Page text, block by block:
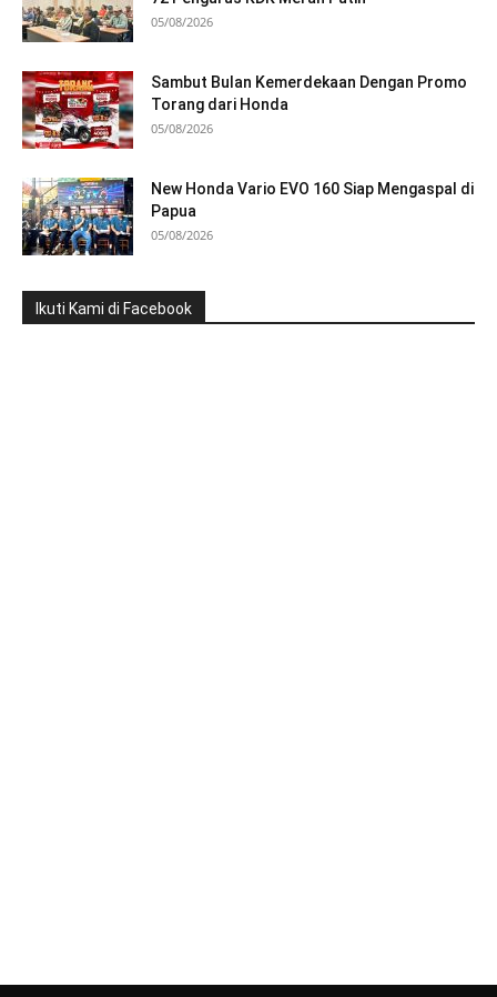
05/08/2026
Sambut Bulan Kemerdekaan Dengan Promo
Torang dari Honda
05/08/2026
New Honda Vario EVO 160 Siap Mengaspal di
Papua
05/08/2026
Ikuti Kami di Facebook